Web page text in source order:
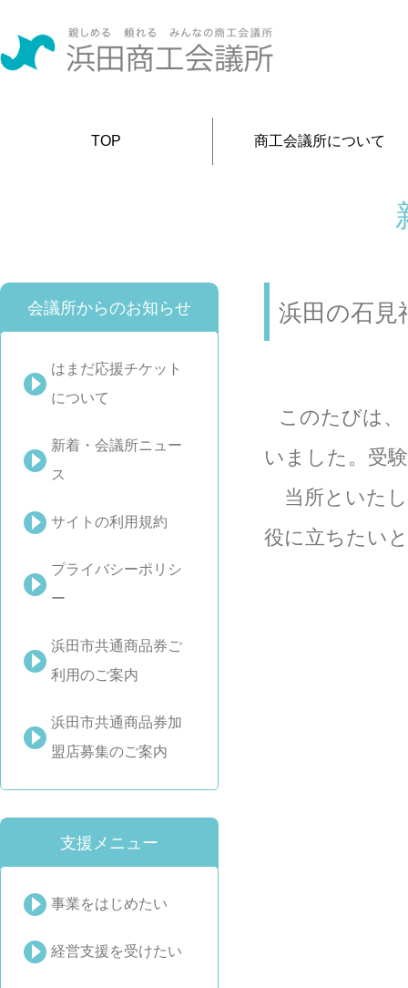
TOP 商工会議所について
会議所からのお知らせ
はまだ応援チケット
について
新着・会議所ニュー
ス
サイトの利用規約
プライバシーポリシ
ー
浜田市共通商品券ご
利用のご案内
浜田市共通商品券加
盟店募集のご案内
支援メニュー
事業をはじめたい
経営支援を受けたい
浜田の石見
このたびは
いました。受
当所といたし
役に立ちたい